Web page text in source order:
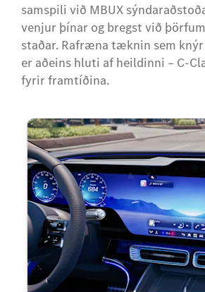
samspili við MBUX
venjur þínar og bregst við
staðar. Rafræna tæknin sem
er aðeins hluti af heildinni – C-
fyrir framtíðina.